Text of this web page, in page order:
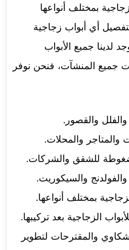
بمختلف أنواعها
لتفصيل أي أبواب زجاجية
لدينا جميع الأبواب
جميع المنشآت، فنحن نوفر
والقصور.
والمحلات.
للشقق والشركات.
والسيكوريت.
بمختلف أنواعها.
الزجاجية بعد تركيبها.
والمقترحات لتطوير